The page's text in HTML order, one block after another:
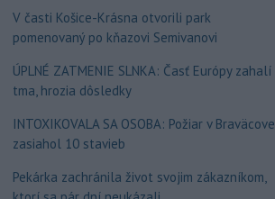
V časti Košice-Krásna otvorili park
pomenovaný po kňazovi Semivanovi
ÚPLNÉ ZATMENIE SLNKA: Časť Európy zahalí
tma, hrozia dôsledky
INTOXIKOVALA SA OSOBA: Požiar v Braväcove
zasiahol 10 stavieb
Pekárka zachránila život svojim zákazníkom,